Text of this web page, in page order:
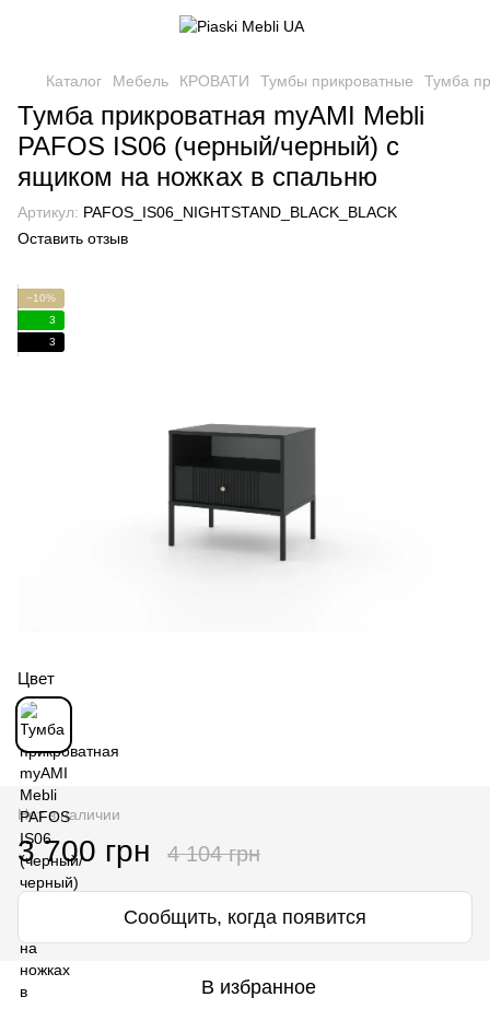
Каталог Мебель КРОВАТИ Тумбы прикроватные Тумба
Тумба прикроватная myAMI Mebli
PAFOS IS06 (черный/черный) с
ящиком на ножках в спальню
Артикул: PAFOS_IS06_NIGHTSTAND_BLACK_BLACK
Оставить отзыв
−10%
3
3
Цвет
Нет в наличии
3 700 грн 4 104 грн
Сообщить, когда появится
В избранное